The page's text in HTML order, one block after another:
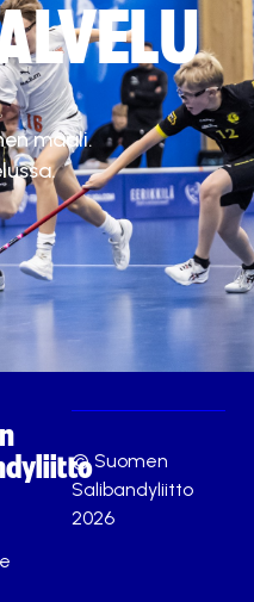
maali.
© Suomen
Salibandyliitto
2026